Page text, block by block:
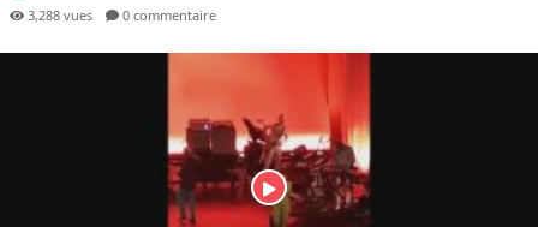
3,288 vues
0 commentaire